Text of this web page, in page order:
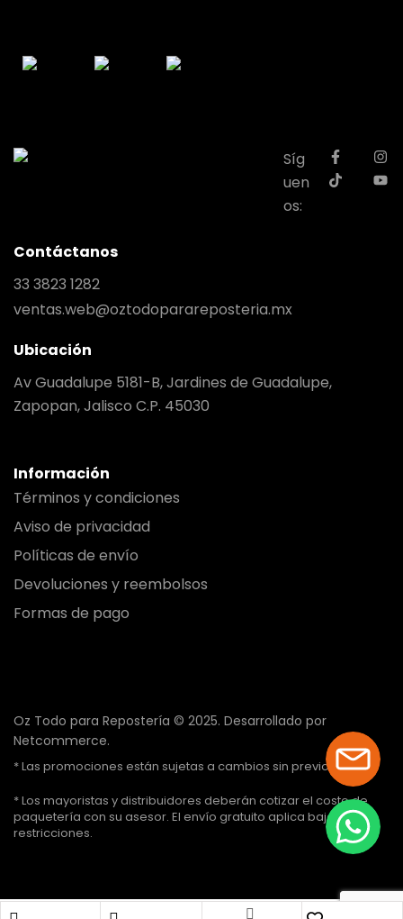
Síg
uen
os:
Contáctanos
33 3823 1282
ventas.web@oztodoparareposteria.mx
Ubicación
Av Guadalupe 5181-B, Jardines de Guadalupe,
Zapopan, Jalisco C.P. 45030
Información
Términos y condiciones
Aviso de privacidad
Políticas de envío
Devoluciones y reembolsos
Formas de pago
Oz Todo para Repostería © 2025. Desarrollado por
Netcommerce.
* Las promociones están sujetas a cambios sin previo aviso.
* Los mayoristas y distribuidores deberán cotizar el costo de
paquetería con su asesor. El envío gratuito aplica bajo ciertas
restricciones.